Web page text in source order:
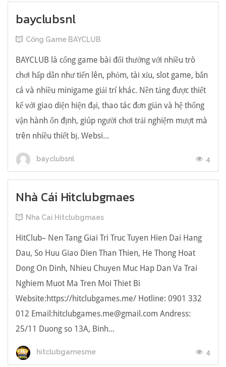
bayclubsnl
Cổng Game BAYCLUB
BAYCLUB là cổng game bài đổi thưởng với nhiều trò
chơi hấp dẫn như tiến lên, phỏm, tài xỉu, slot game, bắn
cá và nhiều minigame giải trí khác. Nền tảng được thiết
kế với giao diện hiện đại, thao tác đơn giản và hệ thống
vận hành ổn định, giúp người chơi trải nghiệm mượt mà
trên nhiều thiết bị. Websi...
bayclubsnl 4
Nhà Cái Hitclubgmaes
Nha Cai Hitclubgmaes
HitClub– Nen Tang Giai Tri Truc Tuyen Hien Dai Hang
Dau, So Huu Giao Dien Than Thien, He Thong Hoat
Dong On Dinh, Nhieu Chuyen Muc Hap Dan Va Trai
Nghiem Muot Ma Tren Moi Thiet Bi
Website:https://hitclubgames.me/ Hotline: 0901 332
012 Email:hitclubgames.me@gmail.com Andress:
25/11 Duong so 13A, Binh...
hitclubgamesme 4